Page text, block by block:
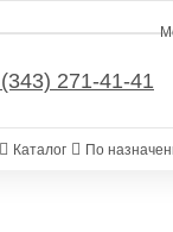
271-41-41
Каталог По